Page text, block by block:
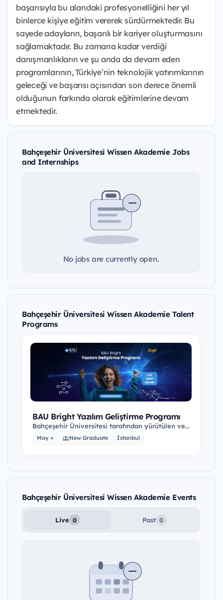
başarısıyla bu alandaki profesyonelliğini her yıl
binlerce kişiye eğitim vererek sürdürmektedir. Bu
sayede adayların, başarılı bir kariyer oluşturmasını
sağlamaktadır. Bu zamana kadar verdiği
danışmanlıkların ve şu anda da devam eden
programlarının, Türkiye’nin teknolojik yatırımlarının
geleceği ve başarısı açısından son derece önemli
olduğunun farkında olarak eğitimlerine devam
etmektedir.
Bahçeşehir Üniversitesi Wissen Akademie Jobs
and Internships
No jobs are currently open.
Bahçeşehir Üniversitesi Wissen Akademie Talent
Programs
BAU Bright Yazılım Geliştirme Programı
Bahçeşehir Üniversitesi tarafından yürütülen ve
proje deneyimi yüksek eğitici kadrosu ile fark…
May + New Graduate İstanbul
Bahçeşehir Üniversitesi Wissen Akademie Events
Live 0 Past 0